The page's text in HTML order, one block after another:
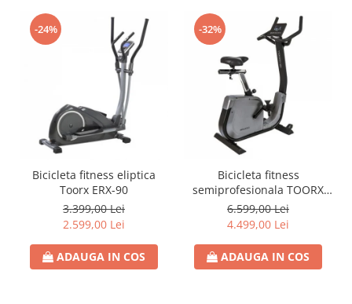
-24%
Bicicleta fitness eliptica
Toorx ERX-90
3.399,00 Lei
2.599,00 Lei
ADAUGA IN COS
-32%
Bicicleta fitness
semiprofesionala TOORX
BRX-3000
6.599,00 Lei
4.499,00 Lei
ADAUGA IN COS